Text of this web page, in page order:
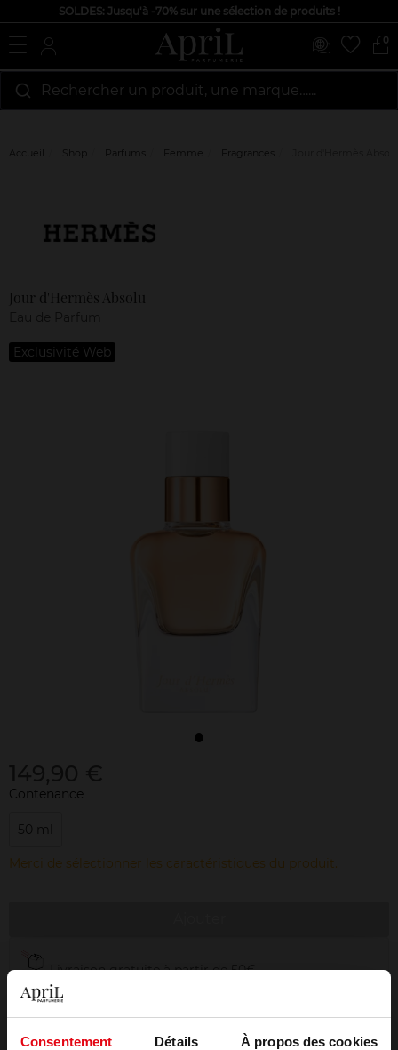
Consentement Détails À propos des cookies
SOLDES: Jusqu'à -70% sur une sélection de produits !
0
Rechercher un produit, une marque…...
Accueil Shop Parfums Femme Fragrances
Jour d'Hermès Absolu
Exclusivité Web
Contenance
50 ml
Merci de sélectionner les caractéristiques du produit.
Livraison gratuite à partir de 50€
Retour gratuit dans votre magasin
Emballage cadeau offert